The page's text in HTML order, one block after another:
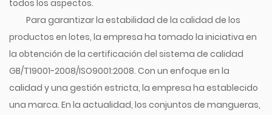
todos los aspectos.
Para garantizar la estabilidad de la calidad de los
productos en lotes, la empresa ha tomado la iniciativa en
la obtención de la certificación del sistema de calidad
GB/T19001-2008/ISO9001:2008. Con un enfoque en la
calidad y una gestión estricta, la empresa ha establecido
una marca. En la actualidad, los conjuntos de mangueras,